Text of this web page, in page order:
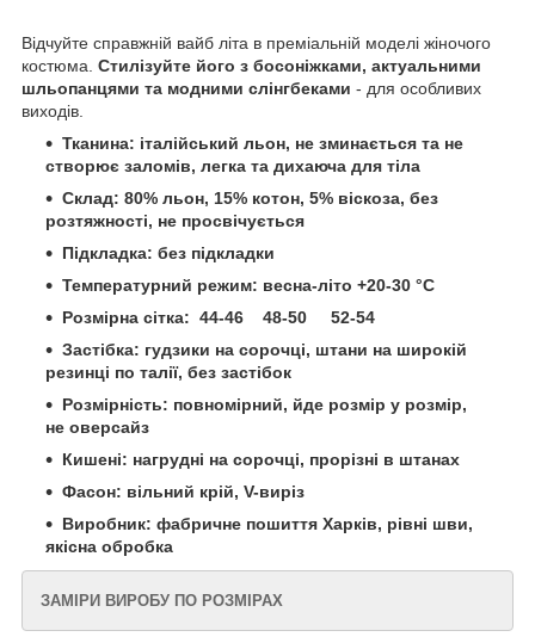
Відчуйте справжній вайб літа в преміальній моделі жіночого
костюма. Стилізуйте його з босоніжками, актуальними
шльопанцями та модними слінгбеками - для особливих
виходів.
Тканина: італійський льон, не зминається та не
створює заломів, легка та дихаюча для тіла
Склад: 80% льон, 15% котон, 5% віскоза, без
розтяжності, не просвічується
Підкладка: без підкладки
Температурний режим: весна-літо +20-30 °С
Розмірна сітка: 44-46 48-50 52-54
Застібка: гудзики на сорочці, штани на широкій
резинці по талії, без застібок
Розмірність: повномірний, йде розмір у розмір,
не оверсайз
Кишені: нагрудні на сорочці, прорізні в штанах
Фасон: вільний крій, V-виріз
Виробник: фабричне пошиття Харків, рівні шви,
якісна обробка
ЗАМІРИ ВИРОБУ ПО РОЗМІРАХ